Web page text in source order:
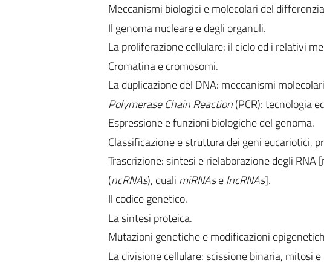
Meccanismi biologici e molecolari del
Il genoma nucleare e degli organuli.
La proliferazione cellulare: il ciclo ed i relativi
Cromatina e cromosomi.
La duplicazione del DNA: meccanismi
Polymerase Chain Reaction(PCR): tecnologia
Espressione e funzioni biologiche del genoma.
Classificazione e struttura dei geni eucariotici,
Trascrizione: sintesi e rielaborazione degli RNA
(ncRNAs), quali miRNAselncRNAs].
Il codice genetico.
La sintesi proteica.
Mutazioni genetiche e modificazioni
La divisione cellulare: scissione binaria, mitosi e